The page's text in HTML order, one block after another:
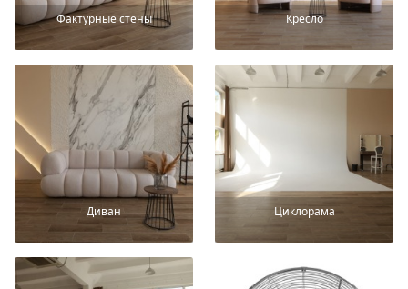
Фактурные стены Кресло
Диван Циклорама